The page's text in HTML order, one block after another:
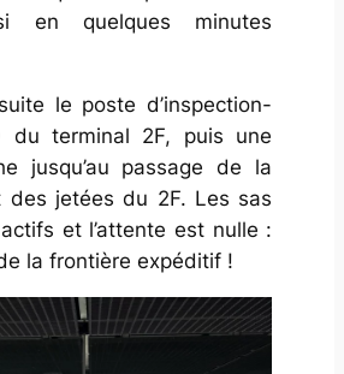
en quelques minutes
le poste d’inspection-
du terminal 2F, puis une
jusqu’au passage de la
des jetées du 2F. Les sas
et l’attente est nulle :
la frontière expéditif !